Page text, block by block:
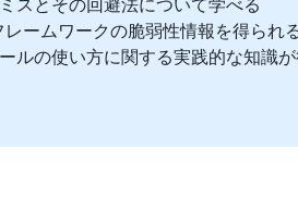
ームワークの脆弱性情報を得られ
ルの使い方に関する実践的な知識
について参照できる情報源や関連資